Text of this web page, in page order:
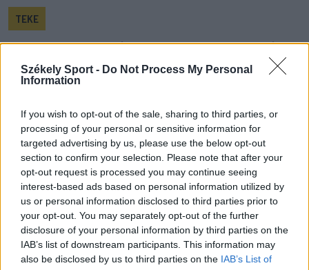
Székely Sport - Do Not Process My Personal
Information
If you wish to opt-out of the sale, sharing to third parties, or
processing of your personal or sensitive information for
targeted advertising by us, please use the below opt-out
section to confirm your selection. Please note that after your
opt-out request is processed you may continue seeing
interest-based ads based on personal information utilized by
us or personal information disclosed to third parties prior to
your opt-out. You may separately opt-out of the further
disclosure of your personal information by third parties on the
IAB’s list of downstream participants. This information may
also be disclosed by us to third parties on the IAB’s List of
TEKE
Reménykeltő teljesítmény a vásárhelyi
tekésektől a topfavorit ellen
tekecsapata elveszítette a horvát KK Mlaka Rijeka
elleni párharc idegenbeli első mérkőzését a Bajnokok
Ligája negyeddöntőjében, de megőrizte esélyét a
továbbjutásra a hazai visszavágón.